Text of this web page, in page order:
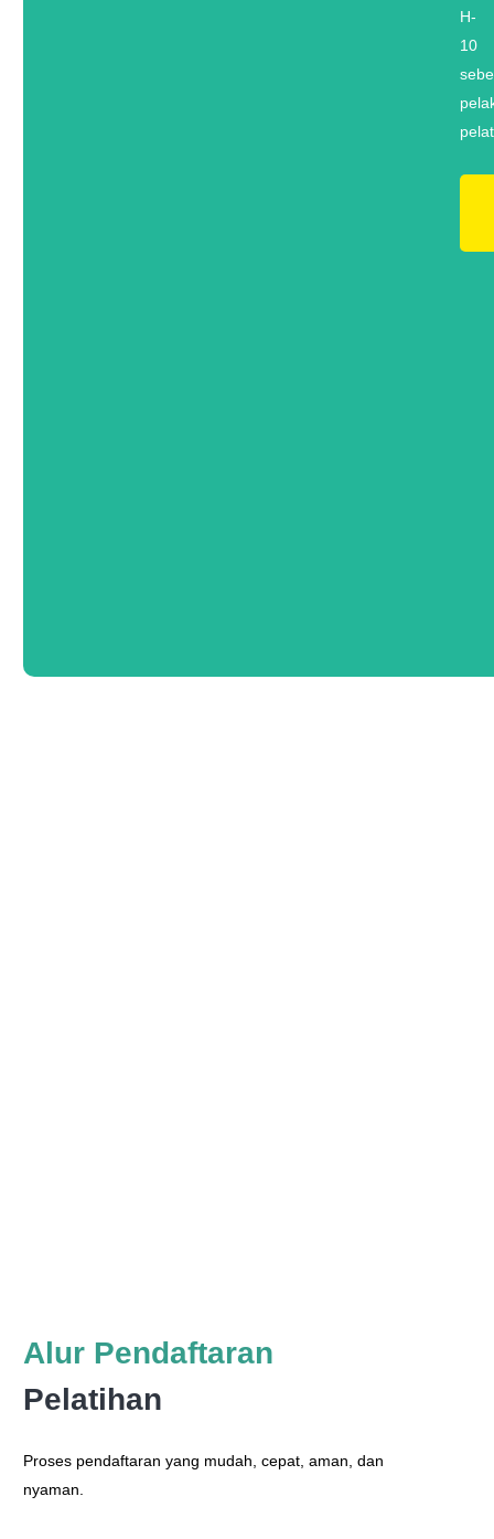
H-
10
Alur Pendaftaran
Pelatihan
Proses pendaftaran yang mudah, cepat, aman, dan
nyaman.